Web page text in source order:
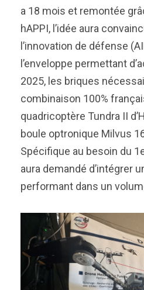
a 18 mois et remontée
hAPPI, l’idée aura
l’innovation de défense
l’enveloppe permettant
2025, les briques
combinaison 100%
quadricoptère Tundra II
boule optronique Milvus
Spécifique au besoin du
aura demandé d’intégrer
performant dans un